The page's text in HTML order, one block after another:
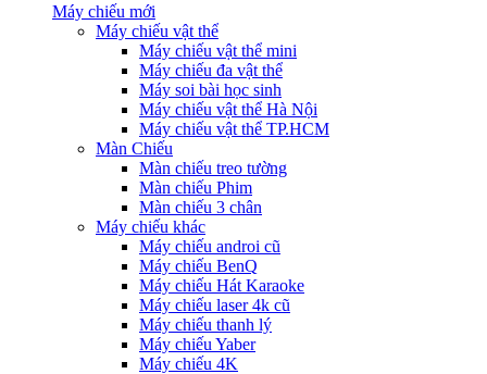
Máy chiếu mới
Máy chiếu vật thể
Máy chiếu vật thể mini
Máy chiếu đa vật thể
Máy soi bài học sinh
Máy chiếu vật thể Hà Nội
Máy chiếu vật thể TP.HCM
Màn Chiếu
Màn chiếu treo tường
Màn chiếu Phim
Màn chiếu 3 chân
Máy chiếu khác
Máy chiếu androi cũ
Máy chiếu BenQ
Máy chiếu Hát Karaoke
Máy chiếu laser 4k cũ
Máy chiếu thanh lý
Máy chiếu Yaber
Máy chiếu 4K